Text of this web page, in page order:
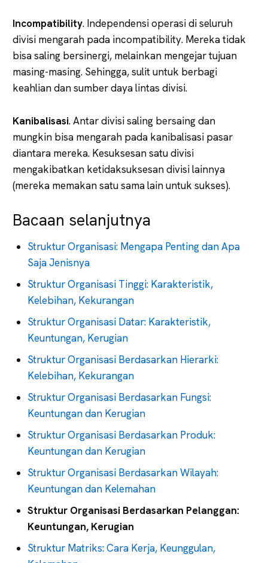
Incompatibility. Independensi operasi di seluruh
divisi mengarah pada incompatibility. Mereka tidak
bisa saling bersinergi, melainkan mengejar tujuan
masing-masing. Sehingga, sulit untuk berbagi
keahlian dan sumber daya lintas divisi.
Kanibalisasi. Antar divisi saling bersaing dan
mungkin bisa mengarah pada kanibalisasi pasar
diantara mereka. Kesuksesan satu divisi
mengakibatkan ketidaksuksesan divisi lainnya
(mereka memakan satu sama lain untuk sukses).
Bacaan selanjutnya
Struktur Organisasi: Mengapa Penting dan Apa
Saja Jenisnya
Struktur Organisasi Tinggi: Karakteristik,
Kelebihan, Kekurangan
Struktur Organisasi Datar: Karakteristik,
Keuntungan, Kerugian
Struktur Organisasi Berdasarkan Hierarki:
Kelebihan, Kekurangan
Struktur Organisasi Berdasarkan Fungsi:
Keuntungan dan Kerugian
Struktur Organisasi Berdasarkan Produk:
Keuntungan dan Kerugian
Struktur Organisasi Berdasarkan Wilayah:
Keuntungan dan Kelemahan
Struktur Organisasi Berdasarkan Pelanggan:
Keuntungan, Kerugian
Struktur Matriks: Cara Kerja, Keunggulan,